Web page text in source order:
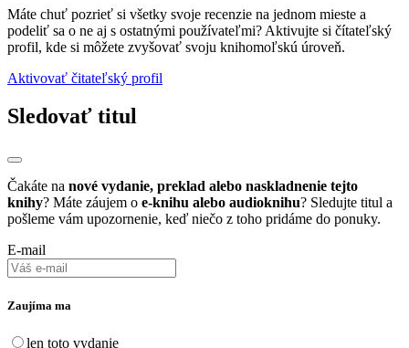
Máte chuť pozrieť si všetky svoje recenzie na jednom mieste a
podeliť sa o ne aj s ostatnými používateľmi? Aktivujte si čítateľský
profil, kde si môžete zvyšovať svoju knihomoľskú úroveň.
Aktivovať čitateľský profil
Sledovať titul
Čakáte na nové vydanie, preklad alebo naskladnenie tejto
knihy? Máte záujem o e-knihu alebo audioknihu? Sledujte titul a
pošleme vám upozornenie, keď niečo z toho pridáme do ponuky.
E-mail
Zaujíma ma
len toto vydanie